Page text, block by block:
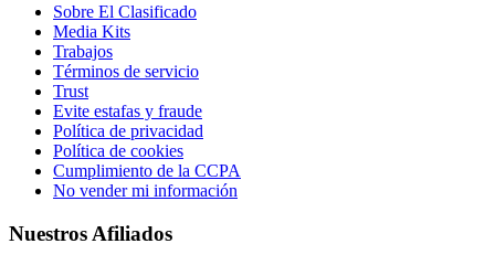
Sobre El Clasificado
Media Kits
Trabajos
Términos de servicio
Trust
Evite estafas y fraude
Política de privacidad
Política de cookies
Cumplimiento de la CCPA
No vender mi información
Nuestros Afiliados